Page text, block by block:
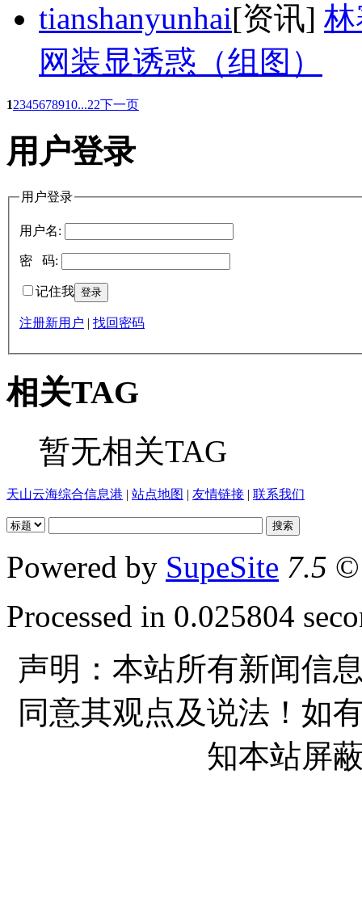
tianshanyunhai[资讯]
网装显诱惑（组图）
12345678910...22下一页
用户登录
用户登录
用户名:
密 码:
记住我
注册新用户 | 找回密码
相关TAG
暂无相关TAG
天山云海综合信息港 | 站点地图 | 友情链接 | 联系我们
Powered by SupeSite 7.5 ©
Processed in 0.025804
声明：本站所有新闻信
同意其观点及说法！如
知本站屏